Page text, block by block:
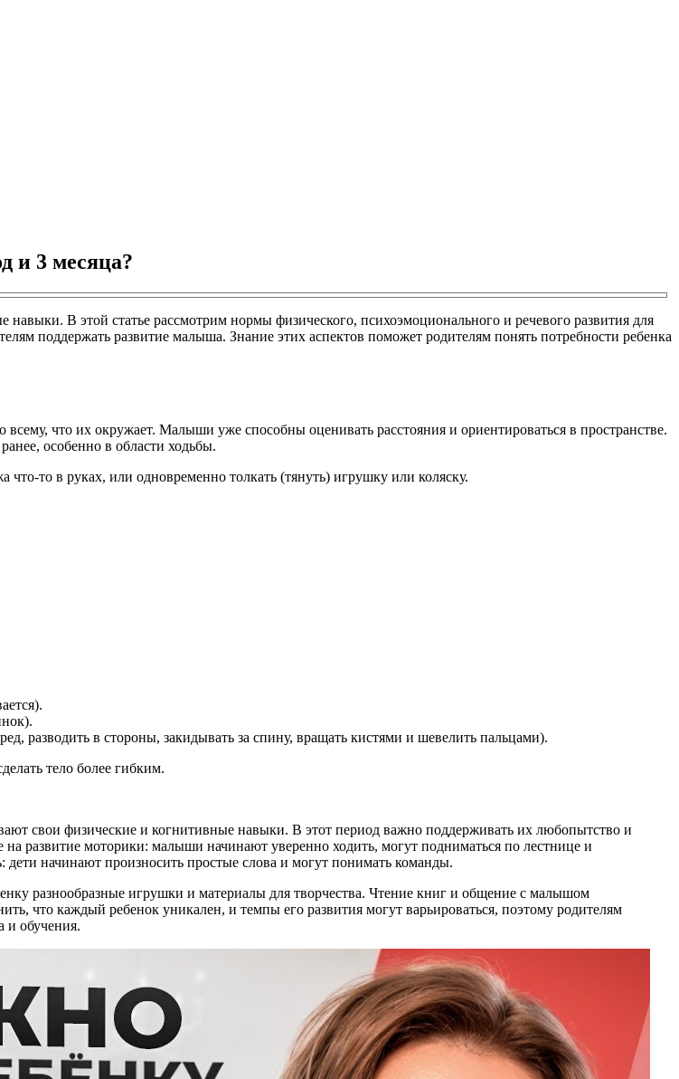
и 3 месяца?
В этой статье рассмотрим нормы физического, психоэмоционального и речевого развития для
поддержать развитие малыша. Знание этих аспектов поможет родителям понять потребности ребенка
что их окружает. Малыши уже способны оценивать расстояния и ориентироваться в пространстве.
особенно в области ходьбы.
то в руках, или одновременно толкать (тянуть) игрушку или коляску.
разводить в стороны, закидывать за спину, вращать кистями и шевелить пальцами).
тело более гибким.
свои физические и когнитивные навыки. В этот период важно поддерживать их любопытство и
развитие моторики: малыши начинают уверенно ходить, могут подниматься по лестнице и
начинают произносить простые слова и могут понимать команды.
разнообразные игрушки и материалы для творчества. Чтение книг и общение с малышом
что каждый ребенок уникален, и темпы его развития могут варьироваться, поэтому родителям
и обучения.